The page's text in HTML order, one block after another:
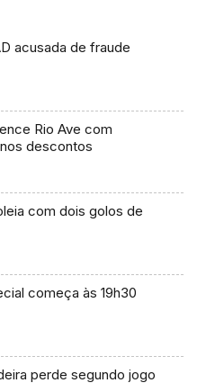
acusada de fraude
Rio Ave com
descontos
com dois golos de
começa às 19h30
perde segundo jogo